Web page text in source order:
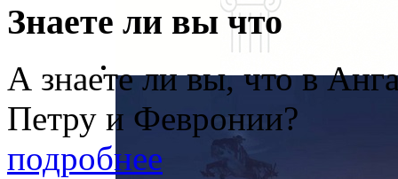
Знаете ли вы что
А знаете ли вы, что в
Петру и Февронии?
подробнее